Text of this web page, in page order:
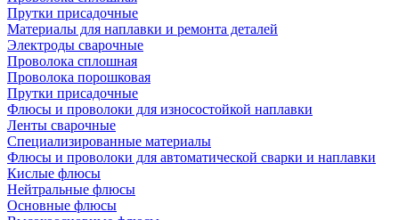
Прутки присадочные
Материалы для наплавки и ремонта деталей
Электроды сварочные
Проволока сплошная
Проволока порошковая
Прутки присадочные
Флюсы и проволоки для износостойкой наплавки
Ленты сварочные
Специализированные материалы
Флюсы и проволоки для автоматической сварки и наплавки
Кислые флюсы
Нейтральные флюсы
Основные флюсы